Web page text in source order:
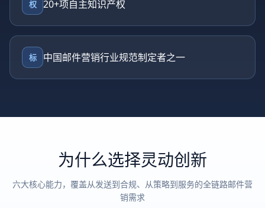
权 20+项自主知识产权
标 中国邮件营销行业规范制定者之一
为什么选择灵动创新
六大核心能力，覆盖从发送到合规、从策略到服务的全链路邮件营
销需求